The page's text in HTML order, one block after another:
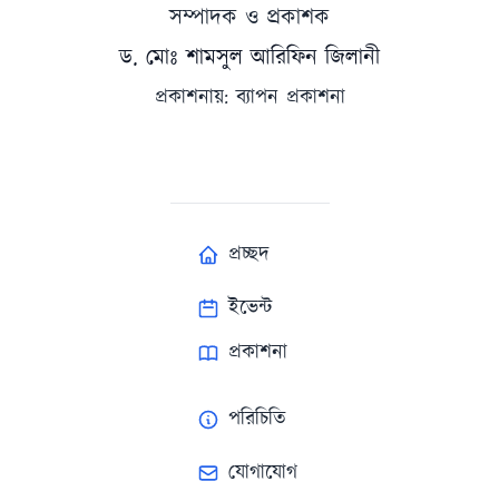
সম্পাদক ও প্রকাশক
ড. মোঃ শামসুল আরিফিন জিলানী
প্রকাশনায়: ব্যাপন প্রকাশনা
প্রচ্ছদ
ইভেন্ট
প্রকাশনা
পরিচিতি
যোগাযোগ